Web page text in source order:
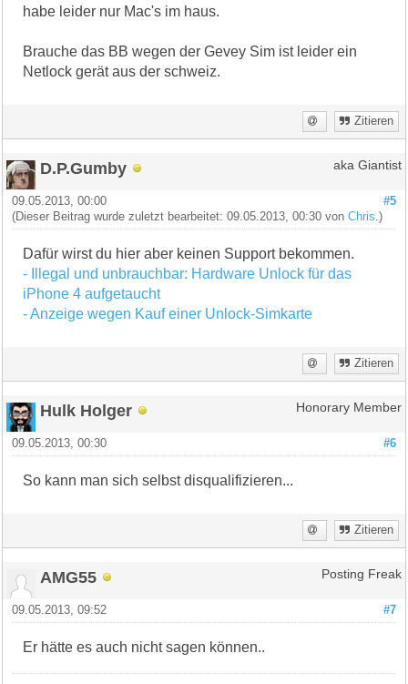
habe leider nur Mac's im haus.
Brauche das BB wegen der Gevey Sim ist leider ein
Netlock gerät aus der schweiz.
Zitieren
D.P.Gumby aka Giantist
#5
09.05.2013, 00:00
(Dieser Beitrag wurde zuletzt bearbeitet: 09.05.2013, 00:30 vonChris .)
Dafür wirst du hier aber keinen Support bekommen.
- Illegal und unbrauchbar: Hardware Unlock für das
iPhone 4 aufgetaucht
- Anzeige wegen Kauf einer Unlock-Simkarte
Zitieren
Hulk Holger Honorary Member
#6
09.05.2013, 00:30
So kann man sich selbst disqualifizieren...
Zitieren
AMG55 Posting Freak
#7
09.05.2013, 09:52
Er hätte es auch nicht sagen können..